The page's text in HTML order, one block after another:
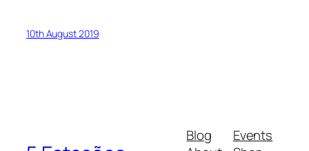
10th August 2019
Blog
Events